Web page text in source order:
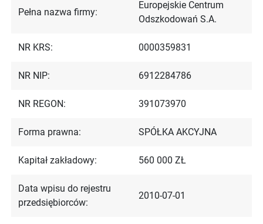
Pełna nazwa firmy:
Europejskie Centrum
Odszkodowań S.A.
NR KRS: 0000359831
NR NIP: 6912284786
NR REGON: 391073970
Forma prawna: SPÓŁKA AKCYJNA
Kapitał zakładowy: 560 000 ZŁ
Data wpisu do rejestru
przedsiębiorców:
2010-07-01